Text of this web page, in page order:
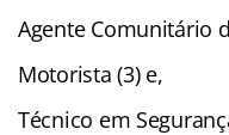
Agente Comunitário
Motorista (3) e,
Técnico em